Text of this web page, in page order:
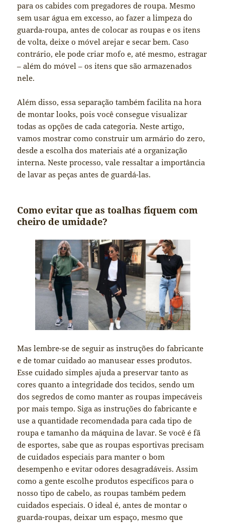
para os cabides com pregadores de roupa. Mesmo
sem usar água em excesso, ao fazer a limpeza do
guarda-roupa, antes de colocar as roupas e os itens
de volta, deixe o móvel arejar e secar bem. Caso
contrário, ele pode criar mofo e, até mesmo, estragar
– além do móvel – os itens que são armazenados
nele.
Além disso, essa separação também facilita na hora
de montar looks, pois você consegue visualizar
todas as opções de cada categoria. Neste artigo,
vamos mostrar como construir um armário do zero,
desde a escolha dos materiais até a organização
interna. Neste processo, vale ressaltar a importância
de lavar as peças antes de guardá-las.
Como evitar que as toalhas fiquem com
cheiro de umidade?
Mas lembre-se de seguir as instruções do fabricante
e de tomar cuidado ao manusear esses produtos.
Esse cuidado simples ajuda a preservar tanto as
cores quanto a integridade dos tecidos, sendo um
dos segredos de como manter as roupas impecáveis
por mais tempo. Siga as instruções do fabricante e
use a quantidade recomendada para cada tipo de
roupa e tamanho da máquina de lavar. Se você é fã
de esportes, sabe que as roupas esportivas precisam
de cuidados especiais para manter o bom
desempenho e evitar odores desagradáveis. Assim
como a gente escolhe produtos específicos para o
nosso tipo de cabelo, as roupas também pedem
cuidados especiais. O ideal é, antes de montar o
guarda-roupas, deixar um espaço, mesmo que